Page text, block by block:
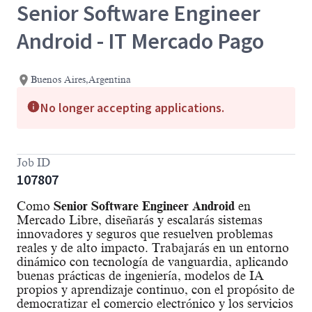
Senior Software Engineer
Android - IT Mercado Pago
Buenos Aires,Argentina
No longer accepting applications.
Job ID
107807
Como Senior Software Engineer Android en
Mercado Libre, diseñarás y escalarás sistemas
innovadores y seguros que resuelven problemas
reales y de alto impacto. Trabajarás en un entorno
dinámico con tecnología de vanguardia, aplicando
buenas prácticas de ingeniería, modelos de IA
propios y aprendizaje continuo, con el propósito de
democratizar el comercio electrónico y los servicios